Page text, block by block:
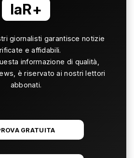
laR+
giornalisti garantisce notizie
e affidabili.
informazione di qualità,
è riservato ai nostri lettori
abbonati.
GRATUITA